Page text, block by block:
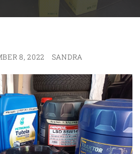
8, 2022 SANDRA